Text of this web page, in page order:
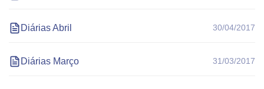
Diárias Abril 30/04/2017
Diárias Março 31/03/2017